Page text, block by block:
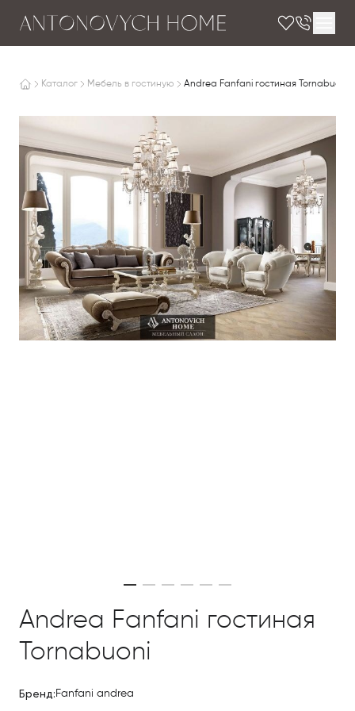
Каталог Мебель в гостиную Andrea Fanfani гостиная Tornabuoni
Andrea Fanfani гостиная
Tornabuoni
Бренд: Fanfani andrea